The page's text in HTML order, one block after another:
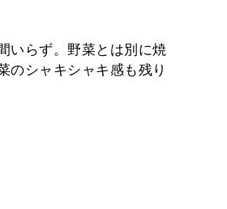
いらず。野菜とは別に焼
のシャキシャキ感も残り